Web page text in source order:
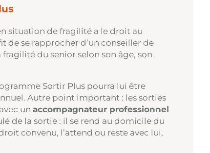
situation de fragilité a le droit au
de se rapprocher d’un conseiller de
fragilité du senior selon son âge, son
Sortir Plus pourra lui être
Autre point important : les sorties
un accompagnateur professionnel
de la sortie : il se rend au domicile du
convenu, l’attend ou reste avec lui,